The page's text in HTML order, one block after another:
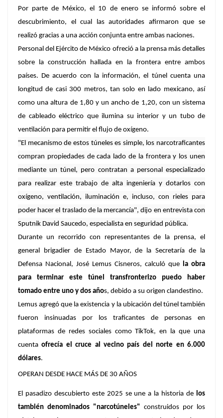
Por parte de México, el 10 de enero se informó sobre el
descubrimiento, el cual las autoridades afirmaron que se
realizó gracias a una acción conjunta entre ambas naciones.
Personal del Ejército de México ofreció a la prensa más detalles
sobre la construcción hallada en la frontera entre ambos
países. De acuerdo con la información, el túnel cuenta una
longitud de casi 300 metros, tan solo en lado mexicano, así
como una altura de 1,80 y un ancho de 1,20, con un sistema
de cableado eléctrico que ilumina su interior y un tubo de
ventilación para permitir el flujo de oxígeno.
"El mecanismo de estos túneles es simple, los narcotraficantes
compran propiedades de cada lado de la frontera y los unen
mediante un túnel, pero contratan a personal especializado
para realizar este trabajo de alta ingeniería y dotarlos con
oxígeno, ventilación, iluminación e, incluso, con rieles para
poder hacer el traslado de la mercancía", dijo en entrevista con
Sputnik David Saucedo, especialista en seguridad pública.
Durante un recorrido con representantes de la prensa, el
general brigadier de Estado Mayor, de la Secretaría de la
Defensa Nacional, José Lemus Cisneros, calculó que
la obra
para terminar este túnel transfronterizo puedo haber
tomado entre uno y dos años, debido a su origen clandestino.
Lemus agregó que la existencia y la ubicación del túnel también
fueron insinuadas por los traficantes de personas en
plataformas de redes sociales como TikTok, en la que una
cuentaofrecía el cruce al vecino país del norte en 6.000
dólares.
OPERAN DESDE HACE MÁS DE 30 AÑOS
El pasadizo descubierto este 2025 se une a la historia de los
también denominados "narcotúneles" construidos por los